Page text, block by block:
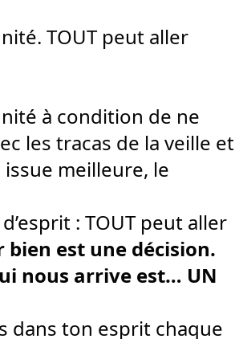
TOUT peut aller
à condition de ne
les tracas de la veille et
meilleure, le
: TOUT peut aller
bien est une décision.
nous arrive est… UN
dans ton esprit chaque